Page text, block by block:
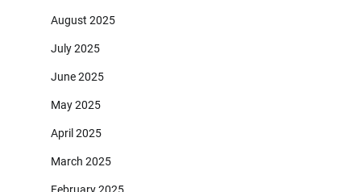
August 2025
July 2025
June 2025
May 2025
April 2025
March 2025